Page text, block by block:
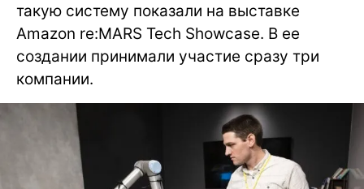
такую систему показали на выставке
Amazon re:MARS Tech Showcase. В ее
создании принимали участие сразу три
компании.